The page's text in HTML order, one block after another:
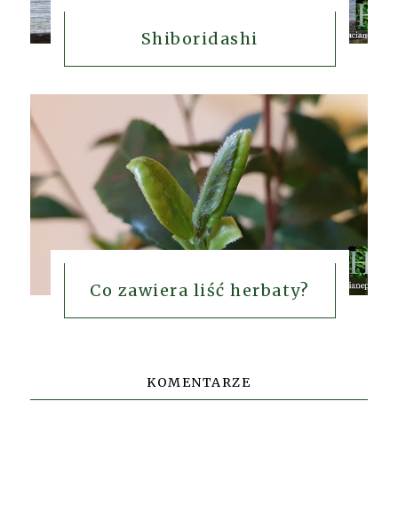
Shiboridashi
Co zawiera liść herbaty?
KOMENTARZE